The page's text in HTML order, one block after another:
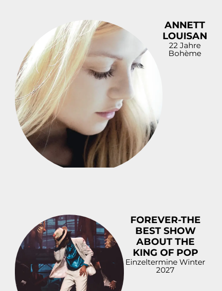
ANNETT
LOUISAN
22 Jahre
Bohème
FOREVER-THE
BEST SHOW
ABOUT THE
KING OF POP
Einzeltermine Winter
2027